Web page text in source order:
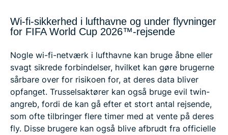
Wi-fi-sikkerhed i lufthavne og under flyvninger
for FIFA World Cup 2026™-rejsende
Nogle wi-fi-netværk i lufthavne kan bruge åbne eller
svagt sikrede forbindelser, hvilket kan gøre brugerne
sårbare over for risikoen for, at deres data bliver
opfanget. Trusselsaktører kan også bruge evil twin-
angreb, fordi de kan gå efter et stort antal rejsende,
som ofte tilbringer flere timer med at vente på deres
fly. Disse brugere kan også blive afbrudt fra officielle